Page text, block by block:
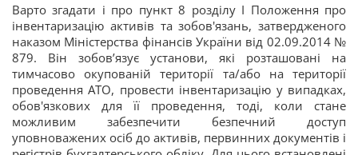
Варто згадати і про пункт 8 розділу I Положення про
інвентаризацію активів та зобов'язань, затвердженого
наказом Міністерства фінансів України від 02.09.2014 №
879. Він зобов’язує установи, які розташовані на
тимчасово окупованій території та/або на території
проведення АТО, провести інвентаризацію у випадках,
обов'язкових для її проведення, тоді, коли стане
можливим забезпечити безпечний доступ
уповноважених осіб до активів, первинних документів і